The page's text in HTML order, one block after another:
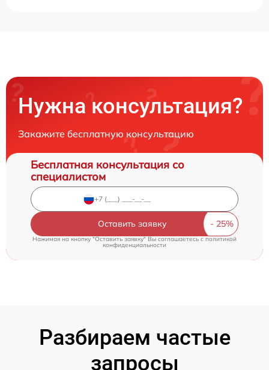
Нужна консультация?
Закажите бесплатную консультацию
Бесплатная консультация со
специалистом
Оставить заявку
Нажимая на кнопку "Оставить заявку" Вы соглашаетесь cполитикой
конфиденциальности
Разбираем частые
запросы